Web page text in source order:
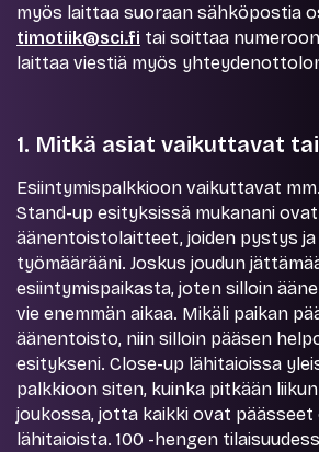
myös laittaa suoraan sähköpostia
timotiik@sci.fi tai soittaa numeroon
laittaa viestiä myös
1. Mitkä asiat vaikuttavat
Esiintymispalkkioon vaikuttavat
Stand-up esityksissä mukanani
äänentoistolaitteet, joiden pystys
työmäärääni. Joskus joudun
esiintymispaikasta, joten silloin
vie enemmän aikaa. Mikäli paikan
äänentoisto, niin silloin pääsen
esitykseni. Close-up lähitaioissa
palkkioon siten, kuinka pitkään
joukossa, jotta kaikki ovat päässeet
lähitaioista. 100 -hengen